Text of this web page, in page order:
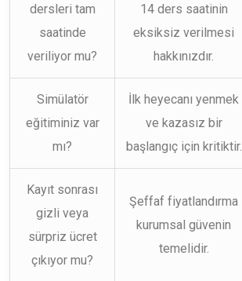
dersleri tam
saatinde
veriliyor mu?
14 ders saatinin
eksiksiz verilmesi
hakkınızdır.
Simülatör
eğitiminiz var
mı?
İlk heyecanı yenmek
ve kazasız bir
başlangıç için kritiktir.
Kayıt sonrası
gizli veya
sürpriz ücret
çıkıyor mu?
Şeffaf fiyatlandırma
kurumsal güvenin
temelidir.